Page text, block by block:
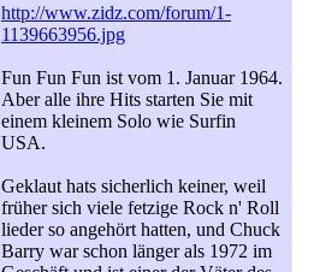
http://www.zidz.com/forum/1-
1139663956.jpg
Fun Fun Fun ist vom 1. Januar 1964.
Aber alle ihre Hits starten Sie mit
einem kleinem Solo wie Surfin
USA.
Geklaut hats sicherlich keiner, weil
früher sich viele fetzige Rock n' Roll
lieder so angehört hatten, und Chuck
Barry war schon länger als 1972 im